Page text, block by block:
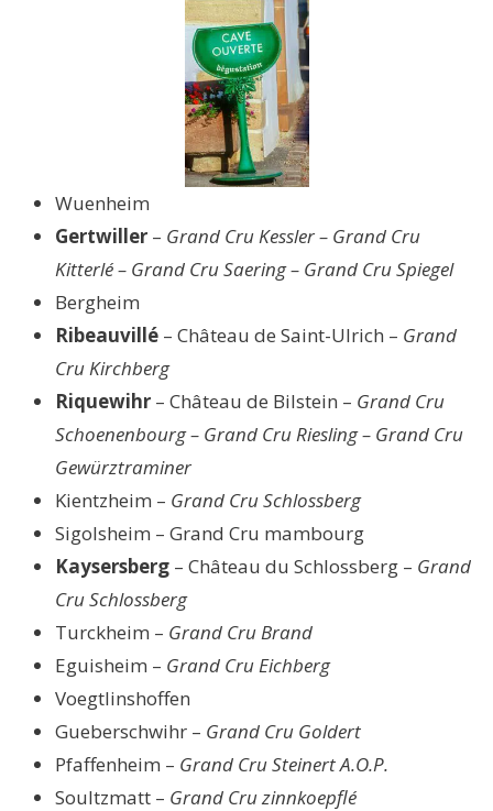
Wuenheim
Gertwiller – Grand Cru Kessler – Grand Cru
Kitterlé – Grand Cru Saering – Grand Cru Spiegel
Bergheim
Ribeauvillé – Château de Saint-Ulrich – Grand
Cru Kirchberg
Riquewihr – Château de Bilstein – Grand Cru
Schoenenbourg – Grand Cru Riesling – Grand Cru
Gewürztraminer
Kientzheim – Grand Cru Schlossberg
Sigolsheim – Grand Cru mambourg
Kaysersberg – Château du Schlossberg – Grand
Cru Schlossberg
Turckheim – Grand Cru Brand
Eguisheim – Grand Cru Eichberg
Voegtlinshoffen
Gueberschwihr – Grand Cru Goldert
Pfaffenheim – Grand Cru Steinert A.O.P.
Soultzmatt – Grand Cru zinnkoepflé